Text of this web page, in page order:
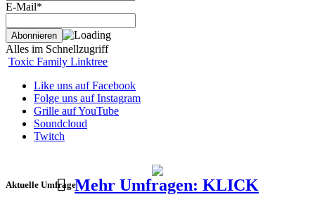
E-Mail*
Alles im Schnellzugriff
Toxic Family Linktree
Like uns auf Facebook
Folge uns auf Instagram
Grille auf YouTube
Soundcloud
Twitch
Aktuelle UmfrageMehr Umfragen: KLICK